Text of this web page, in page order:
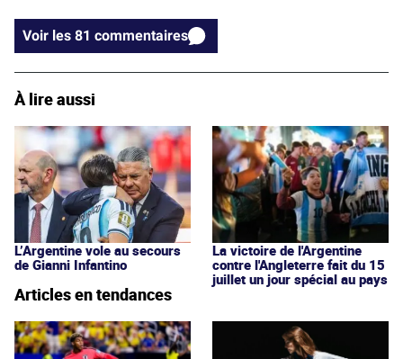
Voir les 81 commentaires
À lire aussi
L’Argentine vole au secours
de Gianni Infantino
La victoire de l'Argentine
contre l'Angleterre fait du 15
juillet un jour spécial au pays
Articles en tendances